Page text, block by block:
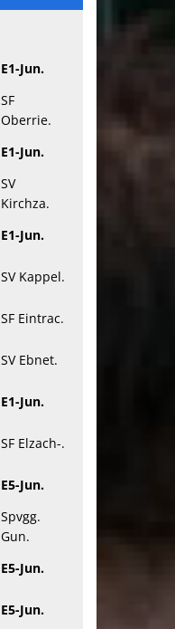
E1-Jun.
SF
Oberrie.
E1-Jun.
SV
Kirchza.
E1-Jun.
SV Kappel.
SF Eintrac.
SV Ebnet.
E1-Jun.
SF Elzach-.
E5-Jun.
Spvgg.
Gun.
E5-Jun.
E5-Jun.